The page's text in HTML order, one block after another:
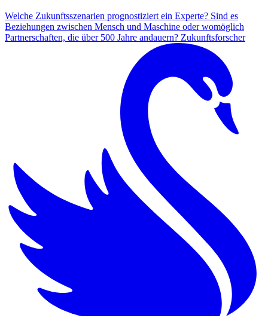
Welche Zukunftsszenarien prognostiziert ein Experte? Sind es
Beziehungen zwischen Mensch und Maschine oder womöglich
Partnerschaften, die über 500 Jahre andauern? Zukunftsforscher